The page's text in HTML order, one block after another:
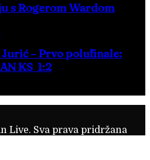
s Rogerom Wardom
– Prvo polufinale:
KS 1:2
Live. Sva prava pridržana